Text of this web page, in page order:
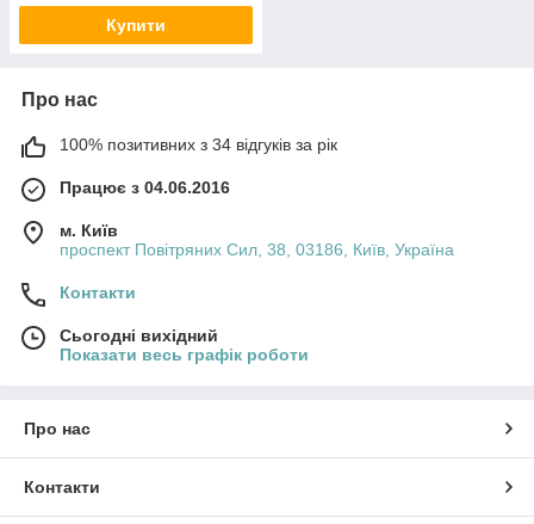
Купити
Про нас
100% позитивних з 34 відгуків за рік
Працює з 04.06.2016
м. Київ
проспект Повітряних Сил, 38, 03186, Київ, Україна
Контакти
Сьогодні вихідний
Показати весь графік роботи
Про нас
Контакти